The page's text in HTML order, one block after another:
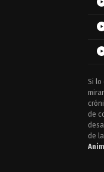
Si lo
de
de